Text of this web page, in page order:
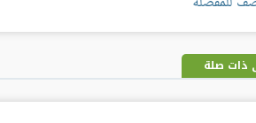
ذات صلة